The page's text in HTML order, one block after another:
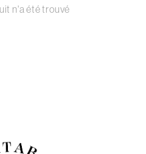
n'a été trouvé